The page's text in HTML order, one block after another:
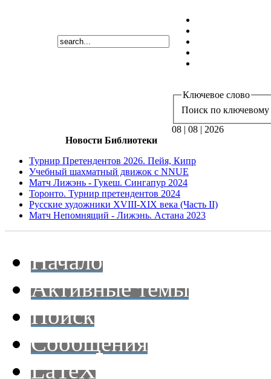
Ключевое слово
Поиск по ключевому
08 | 08 | 2026
Новости Библиотеки
Турнир Претендентов 2026. Пейя, Кипр
Учебный шахматный движок с NNUE
Матч Лижэнь - Гукеш. Сингапур 2024
Торонто. Турнир претендентов 2024
Русские художники XVIII-XIX века (Часть II)
Матч Непомнящий - Лижэнь. Астана 2023
Начало
Активные темы
Поиск
Сообщения
LaTeX